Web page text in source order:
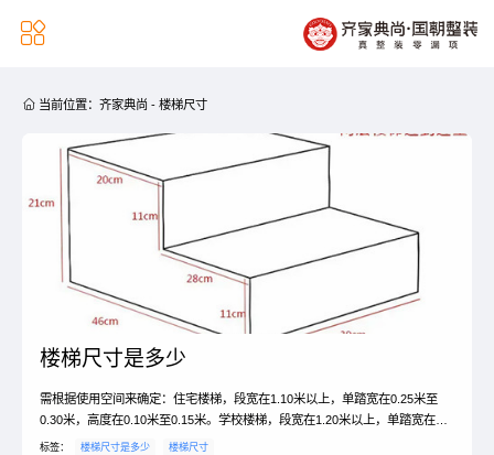

 当前位置： 齐家典尚 - 楼梯尺寸
楼梯尺寸是多少
需根据使用空间来确定：住宅楼梯，段宽在1.10米以上，单踏宽在0.25米至
0.30米，高度在0.10米至0.15米。学校楼梯，段宽在1.20米以上，单踏宽在
0.22米至0.30米，高度在0.16米至0.21米。办公室楼梯，段宽在1.40米以上，
标签： 楼梯尺寸是多少 楼梯尺寸